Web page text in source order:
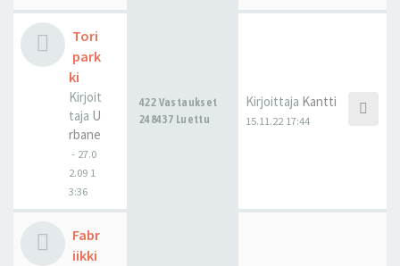
Tori
park
ki
Kirjoit
taja U
rbane
- 27.0
2.09 1
3:36
422 Vastaukset
248437 Luettu
Kirjoittaja Kantti
15.11.22 17:44
Fabr
iikki